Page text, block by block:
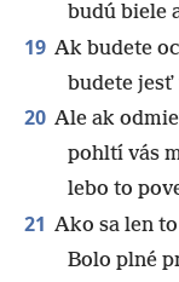
budú biele
19 Ak budete
budete jesť
20 Ale ak
pohltí vás
lebo to
21 Ako sa len
Bolo plné